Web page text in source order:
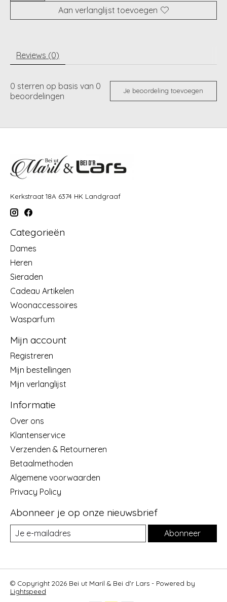
Aan verlanglijst toevoegen
Reviews (0)
0 sterren op basis van 0
beoordelingen
Je beoordeling toevoegen
Kerkstraat 18A 6374 HK Landgraaf
Categorieën
Dames
Heren
Sieraden
Cadeau Artikelen
Woonaccessoires
Wasparfum
Mijn account
Registreren
Mijn bestellingen
Mijn verlanglijst
Informatie
Over ons
Klantenservice
Verzenden & Retourneren
Betaalmethoden
Algemene voorwaarden
Privacy Policy
Abonneer je op onze nieuwsbrief
Abonneer
© Copyright 2026 Bei ut Maril & Bei d'r Lars - Powered by
Lightspeed